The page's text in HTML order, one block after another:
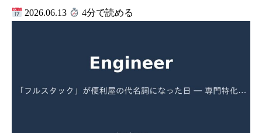
2026.06.13 4分で読める